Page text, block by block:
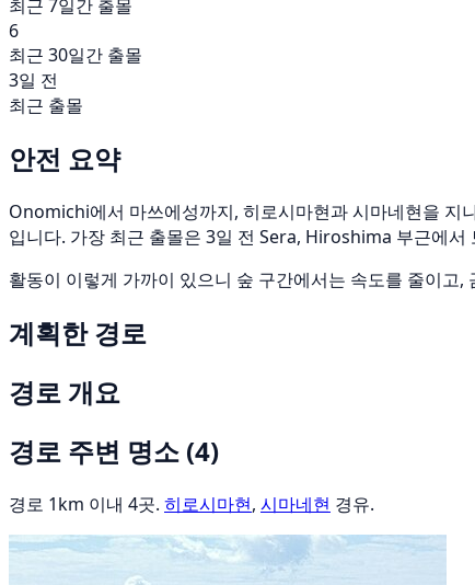
최근 7일간 출몰
6
최근 30일간 출몰
3일 전
최근 출몰
안전 요약
Onomichi에서 마쓰에성까지, 히로시마현과 시마네현을 지
입니다. 가장 최근 출몰은 3일 전 Sera, Hiroshima 부근에서
활동이 이렇게 가까이 있으니 숲 구간에서는 속도를 줄이고
계획한 경로
경로 개요
경로 주변 명소 (4)
경로 1km 이내 4곳. 히로시마현, 시마네현 경유.